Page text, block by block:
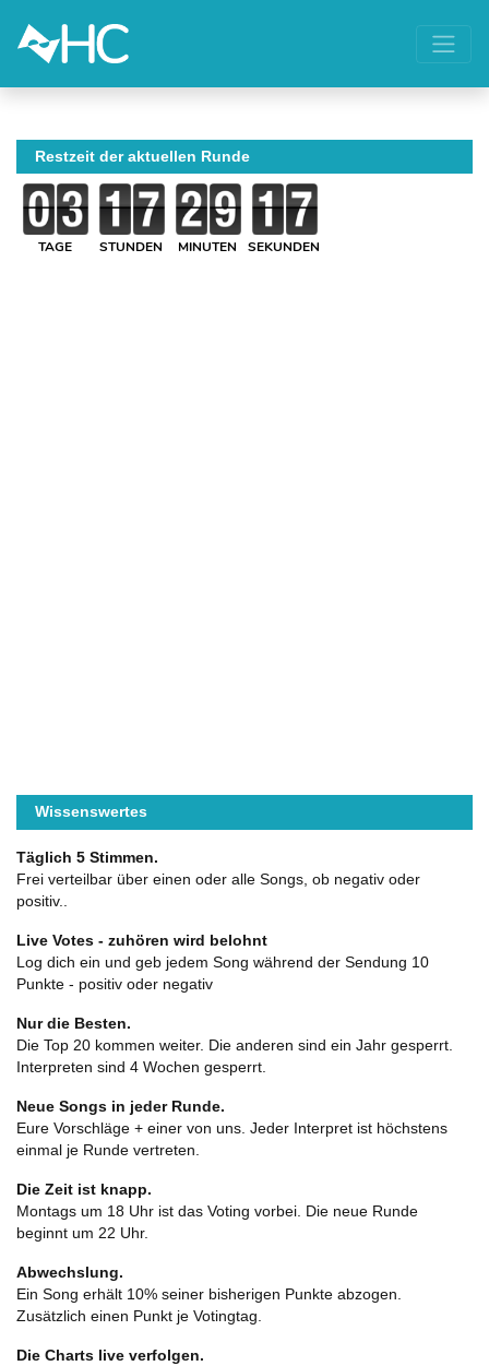
Restzeit der aktuellen Runde
TAGE STUNDEN MINUTEN SEKUNDEN
Wissenswertes
Täglich 5 Stimmen.
Frei verteilbar über einen oder alle Songs, ob negativ oder
positiv..
Live Votes - zuhören wird belohnt
Log dich ein und geb jedem Song während der Sendung 10
Punkte - positiv oder negativ
Nur die Besten.
Die Top 20 kommen weiter. Die anderen sind ein Jahr gesperrt.
Interpreten sind 4 Wochen gesperrt.
Neue Songs in jeder Runde.
Eure Vorschläge + einer von uns. Jeder Interpret ist höchstens
einmal je Runde vertreten.
Die Zeit ist knapp.
Montags um 18 Uhr ist das Voting vorbei. Die neue Runde
beginnt um 22 Uhr.
Abwechslung.
Ein Song erhält 10% seiner bisherigen Punkte abzogen.
Zusätzlich einen Punkt je Votingtag.
Die Charts live verfolgen.